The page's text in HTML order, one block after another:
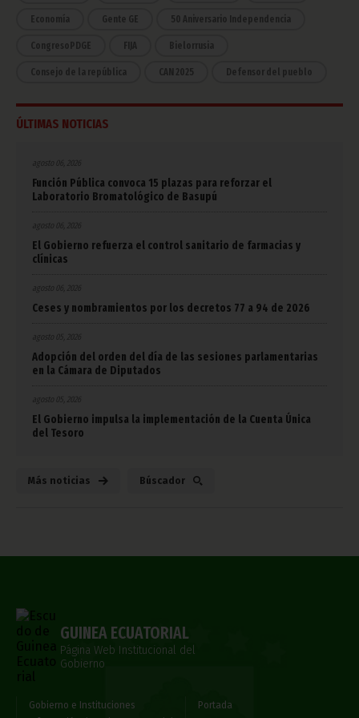
Economía Gente GE 50 Aniversario Independencia
CongresoPDGE FIJA Bielorrusia
Consejo de la república CAN 2025 Defensor del pueblo
ÚLTIMAS NOTICIAS
agosto 06, 2026
Función Pública convoca 15 plazas para reforzar el
Laboratorio Bromatológico de Basupú
agosto 06, 2026
El Gobierno refuerza el control sanitario de farmacias y
clínicas
agosto 06, 2026
Ceses y nombramientos por los decretos 77 a 94 de 2026
agosto 05, 2026
Adopción del orden del día de las sesiones parlamentarias
en la Cámara de Diputados
agosto 05, 2026
El Gobierno impulsa la implementación de la Cuenta Única
del Tesoro
Más noticias Búscador
GUINEA ECUATORIAL
Página Web Institucional del
Gobierno
Gobierno e Instituciones
Portada